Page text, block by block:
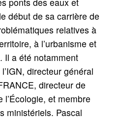
début de sa carrière de
relatives à
à l’urbanisme et
Il a été notamment
directeur général
directeur de
l’Écologie, et membre
ministériels. Pascal